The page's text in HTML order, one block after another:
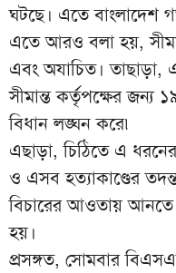
ঘটছে। এতে বাংলাদেশ
এতে আরও বলা হয়,
এবং অযাচিত। তাছাড়া,
সীমান্ত কর্তৃপক্ষের জন্য
বিধান লঙ্ঘন করে৷
এছাড়া, চিঠিতে এ
ও এসব হত্যাকাণ্ডের
বিচারের আওতায় আনতে
হয়।
প্রসঙ্গত, সোমবার